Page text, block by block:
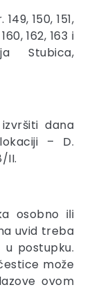
150, 151,
162, 163 i
Stubica,
dana
– D.
II.
osobno ili
uvid treba
postupku.
može
ovom